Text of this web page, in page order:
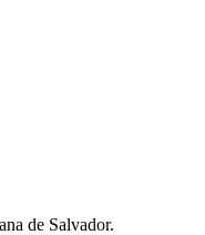
de Salvador.